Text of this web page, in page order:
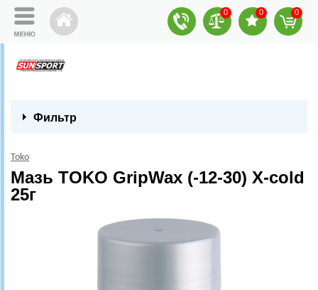
0 0 0
Фильтр
Toko
Мазь TOKO GripWax (-12-30) X-cold
25г